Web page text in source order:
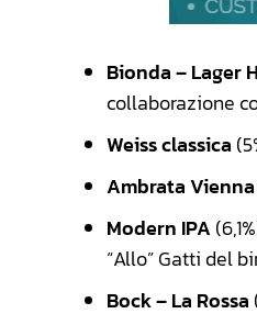
Bionda – Lager
collaborazione
Weiss classica
Ambrata
Modern IPA
“Allo” Gatti del
Bock – La Rossa